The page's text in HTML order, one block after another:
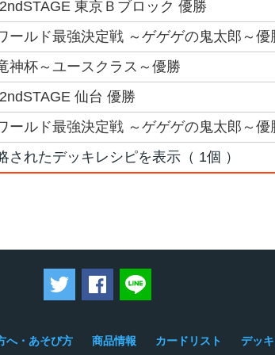
東京Ｂブロック 優勝
ールド最強決定戦 ～ゲゲゲの鬼太郎～優
神杯～ユースクラス～優勝
仙台 優勝
ールド最強決定戦 ～ゲゲゲの鬼太郎～優
されたデッキレシピを表示（ 1個 ）
ツイートするFacebookでシェアする
へ・あそび方 商品情報 カードリスト デッ